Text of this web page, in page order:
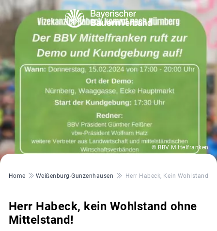
© BBV Mittelfranken
Pfadnavigation
Home Weißenburg-Gunzenhausen Herr Habeck, Kein Wohlstand
Herr Habeck, kein Wohlstand ohne
Mittelstand!